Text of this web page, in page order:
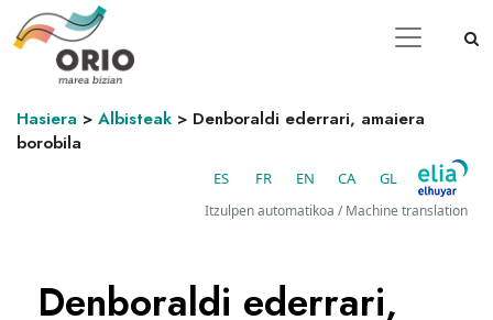
Hasiera > Albisteak > Denboraldi ederrari, amaiera
borobila
ES FR EN CA GL
Itzulpen automatikoa / Machine translation
Denboraldi ederrari,